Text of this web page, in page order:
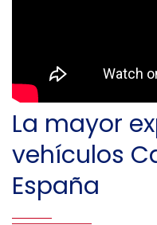
La mayor
vehículos
España